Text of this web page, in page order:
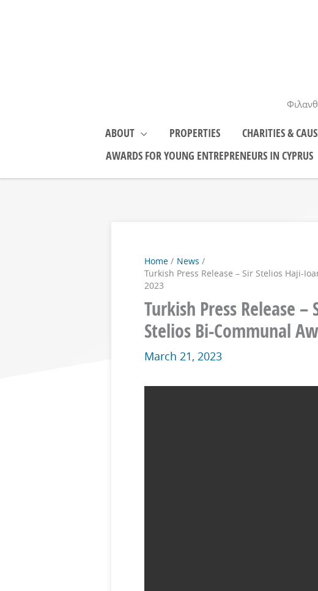
ABOUT PROPERTIES CHARITIES &
AWARDS FOR YOUNG ENTREPRENEURS IN CYPRUS
Home
News
Turkish Press Release – Sir Stelios Haji-
2023
Turkish Press Release
Stelios Bi-Communal
March 21, 2023